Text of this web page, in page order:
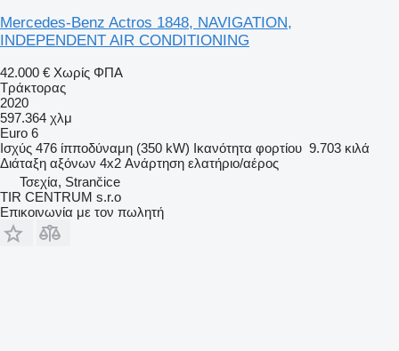
Mercedes-Benz Actros 1848, NAVIGATION,
INDEPENDENT AIR CONDITIONING
42.000 € Χωρίς ΦΠΑ
Τράκτορας
2020
597.364 χλμ
Euro 6
Ισχύς 476 ίπποδύναμη (350 kW) Ικανότητα φορτίου 9.703 κιλά
Διάταξη αξόνων 4x2 Ανάρτηση ελατήριο/αέρος
Τσεχία, Strančice
TIR CENTRUM s.r.o
Επικοινωνία με τον πωλητή